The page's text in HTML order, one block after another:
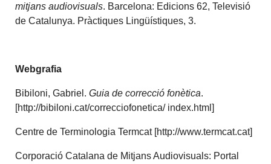
mitjans audiovisuals. Barcelona: Edicions 62, Televisió
de Catalunya. Pràctiques Lingüístiques, 3.
Webgrafia
Bibiloni, Gabriel.Guia de correcció fonètica.
[http://bibiloni.cat/correcciofonetica/ index.html]
Centre de Terminologia Termcat [http://www.termcat.cat]
Corporació Catalana de Mitjans Audiovisuals: Portal